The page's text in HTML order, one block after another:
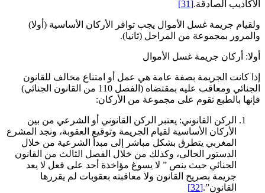
الأكاذيب الصادقة.[31]
ولقيام جريمة غسل الأموال يجب توافر الأركان الأساسية (أولا)
والمرور بمجموعة من المراحل (ثانيا).
أولا: أركان جريمة غسل الأموال
إذا كانت الجريمة بصفة عامة هي عمل أو امتناع مخالف للقانون
الجنائي ومعاقب عليه بمقتضاه (الفصل 110 من القانون الجنائي)
فإنها بالطبع تقوم على مجموعة من الأركان:
الركن القانوني: يعتبر الركن القانوني أو الشرعي من بين
الأركان الأساسية لقيام الجريمة وتوقيع العقوبة، ونجد المشرع
المغربي يتطرق بشكل مباشر إلى مبدأ الشرعية من خلال
الدستور الحالي، وكذلك من خلال الفصل الثالث من القانون
الجنائي حيث ينص ” لا يسوغ مؤاخذة أحد على فعل لا يعد
جريمة بصريح القانون ولا معاقبته بعقوبات لم يقررها
القانون”.[32]